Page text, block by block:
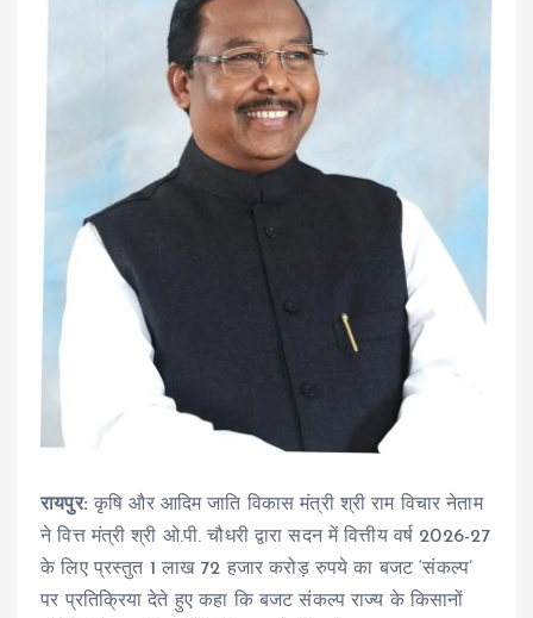
रायपुर: कृषि और आदिम जाति विकास मंत्री श्री राम विचार नेताम
ने वित्त मंत्री श्री ओ.पी. चौधरी द्वारा सदन में वित्तीय वर्ष 2026-27
के लिए प्रस्तुत 1 लाख 72 हजार करोड़ रुपये का बजट ‘संकल्प’
पर प्रतिक्रिया देते हुए कहा कि बजट संकल्प राज्य के किसानों